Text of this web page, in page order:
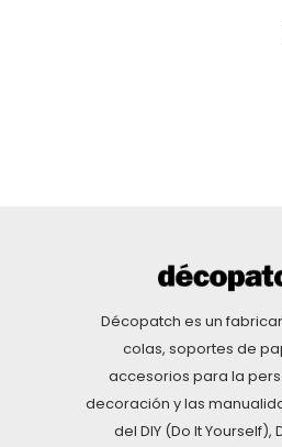
Décopatch es un
colas, soportes de
accesorios para la
decoración y las
del DIY (Do It